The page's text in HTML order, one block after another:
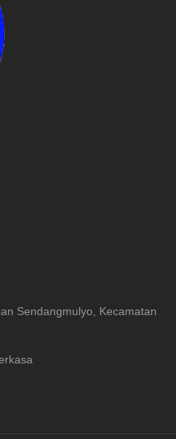
Sendangmulyo, Kecamatan